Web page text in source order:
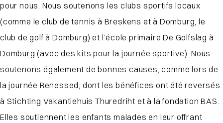
pour nous. Nous soutenons les clubs sportifs locaux
(comme le club de tennis à Breskens et à Domburg, le
club de golf à Domburg) et l’école primaire De Golfslag à
Domburg (avec des kits pour la journée sportive). Nous
soutenons également de bonnes causes, comme lors de
la journée Renessed, dont les bénéfices ont été reversés
à Stichting Vakantiehuis Thuredriht et à la fondation BAS.
Elles soutiennent les enfants malades en leur offrant